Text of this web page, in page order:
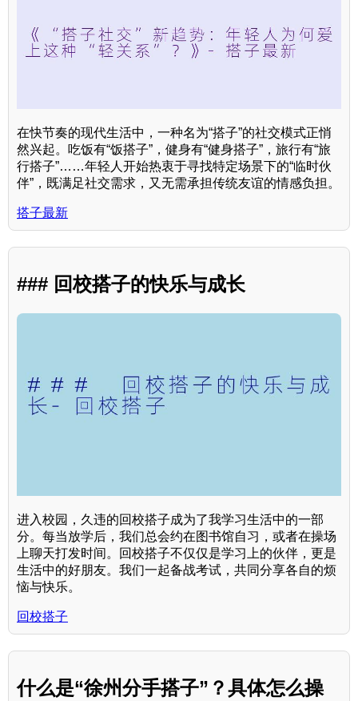
在快节奏的现代生活中，一种名为“搭子”的社交模式正悄
然兴起。吃饭有“饭搭子”，健身有“健身搭子”，旅行有“旅
行搭子”……年轻人开始热衷于寻找特定场景下的“临时伙
伴”，既满足社交需求，又无需承担传统友谊的情感负担。
搭子最新
### 回校搭子的快乐与成长
进入校园，久违的回校搭子成为了我学习生活中的一部
分。每当放学后，我们总会约在图书馆自习，或者在操场
上聊天打发时间。回校搭子不仅仅是学习上的伙伴，更是
生活中的好朋友。我们一起备战考试，共同分享各自的烦
恼与快乐。
回校搭子
什么是“徐州分手搭子”？具体怎么操